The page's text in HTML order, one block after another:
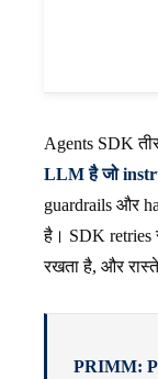
Agents SDK
LLM है जो
guardrails और
है। SDK retries
रखता है, और
PRIMM: